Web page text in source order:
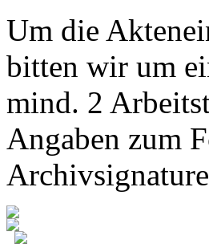
Um die
bitten wir um
mind. 2
Angaben zum